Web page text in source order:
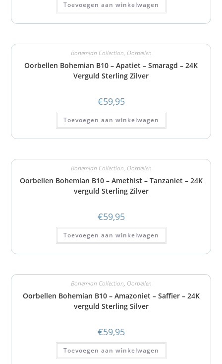
Toevoegen aan winkelwagen
Bohemian Collection, Oorbellen
Oorbellen Bohemian B10 – Apatiet – Smaragd – 24K
Verguld Sterling Zilver
€59,95
Toevoegen aan winkelwagen
Bohemian Collection, Oorbellen
Oorbellen Bohemian B10 – Amethist – Tanzaniet – 24K
verguld Sterling Zilver
€59,95
Toevoegen aan winkelwagen
Bohemian Collection, Oorbellen
Oorbellen Bohemian B10 – Amazoniet – Saffier – 24K
verguld Sterling Silver
€59,95
Toevoegen aan winkelwagen